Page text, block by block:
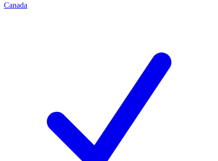
Canada